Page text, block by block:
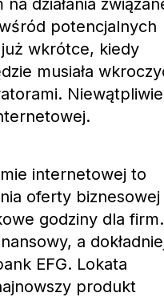
działania
potencjalnych
wkrótce, kiedy
musiała
Niewątpliwie
internetowej to
oferty biznesowej
godziny dla firm.
a
EFG. Lokata
produkt